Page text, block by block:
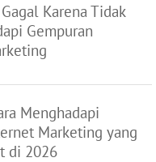
Karena Tidak
Gempuran
Menghadapi
Marketing yang
di 2026